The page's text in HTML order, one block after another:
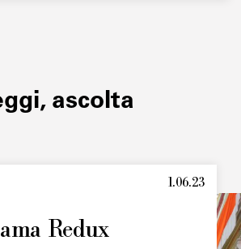
ascolta
1.06.23
Redux